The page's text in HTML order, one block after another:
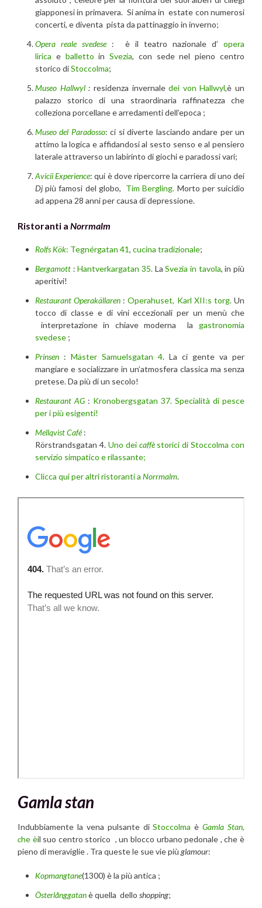
giapponesi in primavera. Si anima in estate con numerosi
concerti, e diventa pista da pattinaggio in inverno;
Opera reale svedese : è il teatro nazionale d’opera
lirica e balletto inSvezia, con sede nel pieno centro
storico diStoccolma;
Museo Hallwyl : residenza invernaledei von Hallwyl,è un
palazzo storico di una straordinaria raffinatezza che
colleziona porcellane e arredamenti dell’epoca ;
Museo del Paradosso: ci si diverte lasciando andare per un
attimo la logica e affidandosi al sesto senso e al pensiero
laterale attraverso un labirinto di giochi e paradossi vari;
Avicii Experience: qui è dove ripercorre la carriera di uno dei
Dj più famosi del globo, Tim Bergling. Morto per suicidio
ad appena 28 anni per causa di depressione.
Ristoranti a Norrmalm
Rolfs Kök: Tegnérgatan 41, cucina tradizionale;
Bergamott :Hantverkargatan 35. LaSvezia in tavola, in più
aperitivi!
Restaurant Operakällaren :Operahuset, Karl XII:s torg.Un
tocco di classe e di vini eccezionali per un menù che
interpretazione in chiave moderna la gastronomia
svedese ;
Prinsen : Mäster Samuelsgatan 4. La ci gente va per
mangiare e socializzare in un’atmosfera classica ma senza
pretese. Da più di un secolo!
Restaurant AG : Kronobergsgatan 37. Specialità di pesce
per i più esigenti!
Mellqvist Café:
Rörstrandsgatan 4. Uno dei caffèstorici di Stoccolma con
servizio simpatico e rilassante;
Clicca qui per altri ristoranti a Norrmalm.
Gamla stan
Indubbiamente la vena pulsante diStoccolma èGamla Stan,
che èil suo centro storico , un blocco urbano pedonale , che è
pieno di meraviglie . Tra queste le sue vie più glamour:
Kopmangtane(1300) è la più antica ;
Österlånggatanè quella dello shopping;